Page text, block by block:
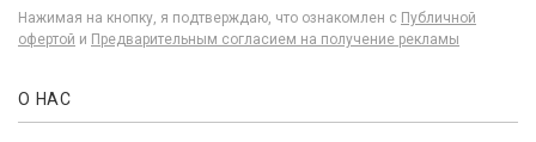
Нажимая на кнопку, я подтверждаю, что ознакомлен с Публичной
офертой и Предварительным согласием на получение рекламы
О НАС